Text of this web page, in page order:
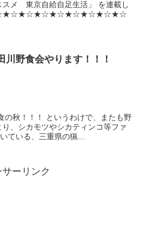
スメ 東京自給自足生活」 を連載し
川野食会やります！！！
の秋！！！ というわけで、またも野
、シカモツやシカティンコ等ファ
ている、三重県の猟...
サーリンク